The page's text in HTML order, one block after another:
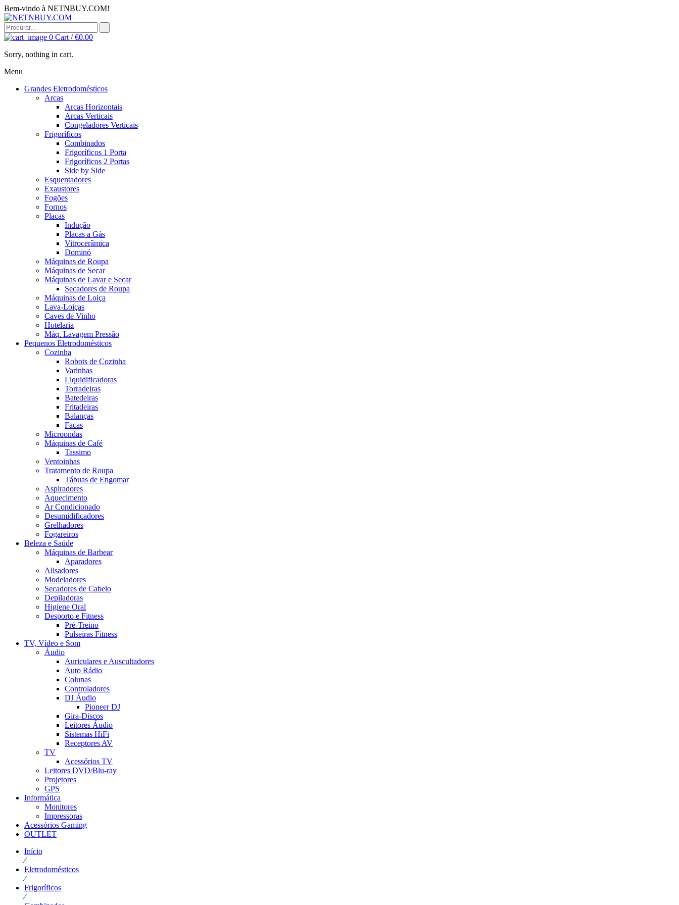
Bem-vindo à NETNBUY.COM!
0 Cart /€0.00
Sorry, nothing in cart.
Menu
Grandes Eletrodomésticos
Arcas
Arcas Horizontais
Arcas Verticais
Congeladores Verticais
Frigoríficos
Combinados
Frigoríficos 1 Porta
Frigoríficos 2 Portas
Side by Side
Esquentadores
Exaustores
Fogões
Fornos
Placas
Indução
Placas a Gás
Vitrocerâmica
Dominó
Máquinas de Roupa
Máquinas de Secar
Máquinas de Lavar e Secar
Secadores de Roupa
Máquinas de Loiça
Lava-Loiças
Caves de Vinho
Hotelaria
Máq. Lavagem Pressão
Pequenos Eletrodomésticos
Cozinha
Robots de Cozinha
Varinhas
Liquidificadoras
Torradeiras
Batedeiras
Fritadeiras
Balanças
Facas
Microondas
Máquinas de Café
Tassimo
Ventoinhas
Tratamento de Roupa
Tábuas de Engomar
Aspiradores
Aquecimento
Ar Condicionado
Desumidificadores
Grelhadores
Fogareiros
Beleza e Saúde
Máquinas de Barbear
Aparadores
Alisadores
Modeladores
Secadores de Cabelo
Depiladoras
Higiene Oral
Desporto e Fitness
Pré-Treino
Pulseiras Fitness
TV, Vídeo e Som
Áudio
Auriculares e Auscultadores
Auto Rádio
Colunas
Controladores
DJ Áudio
Pioneer DJ
Gira-Discos
Leitores Áudio
Sistemas HiFi
Receptores AV
TV
Acessórios TV
Leitores DVD/Blu-ray
Projetores
GPS
Informática
Monitores
Impressoras
Acessórios Gaming
OUTLET
Início
⁄
Eletrodomésticos
⁄
Frigoríficos
⁄